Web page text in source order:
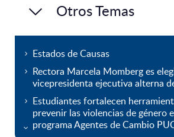
Otros Temas
Estados de Causas
Rectora Marcela Momberg es
vicepresidenta ejecutiva alterna
Estudiantes fortalecen
prevenir las violencias de género
programa Agentes de Cambio